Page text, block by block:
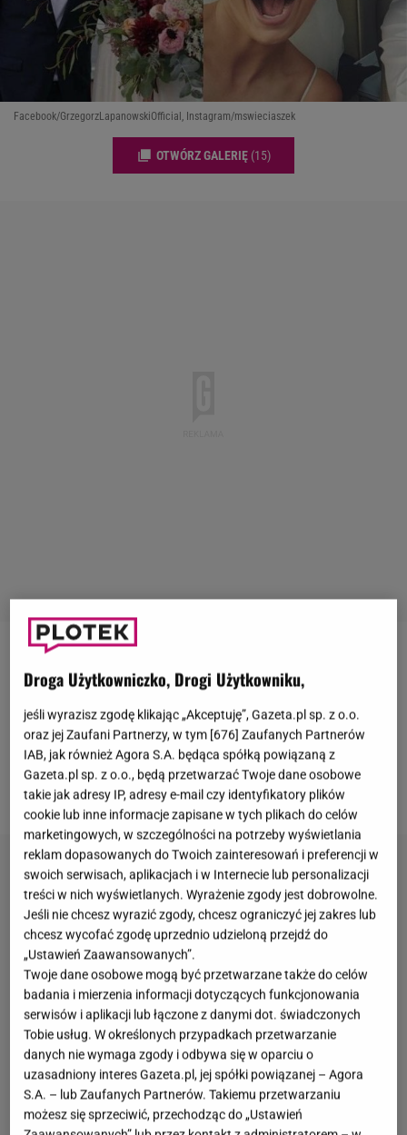
Facebook/GrzegorzLapanowskiOfficial, Instagram/mswieciaszek
OTWÓRZ GALERIĘ (15)
prowadzący w Polsacie kulinarne show"Top Chef"
w ostatni piątek powiedział sakramentalne tak. Jego
wybranką jest 25-letnia Magdalena Święciaszek.
Para radosną nowinę przekazała na swoich profilach
na Instagramie.
Droga Użytkowniczko, Drogi Użytkowniku,
jeśli wyrazisz zgodę klikając „Akceptuję”, Gazeta.pl sp. z o.o.
oraz jej Zaufani Partnerzy, w tym [676] Zaufanych Partnerów
IAB, jak również Agora S.A. będąca spółką powiązaną z
Gazeta.pl sp. z o.o., będą przetwarzać Twoje dane osobowe
takie jak adresy IP, adresy e-mail czy identyfikatory plików
cookie lub inne informacje zapisane w tych plikach do celów
marketingowych, w szczególności na potrzeby wyświetlania
reklam dopasowanych do Twoich zainteresowań i preferencji w
swoich serwisach, aplikacjach i w Internecie lub personalizacji
treści w nich wyświetlanych. Wyrażenie zgody jest dobrowolne.
Jeśli nie chcesz wyrazić zgody, chcesz ograniczyć jej zakres lub
chcesz wycofać zgodę uprzednio udzieloną przejdź do
„Ustawień Zaawansowanych”.
Twoje dane osobowe mogą być przetwarzane także do celów
badania i mierzenia informacji dotyczących funkcjonowania
serwisów i aplikacji lub łączone z danymi dot. świadczonych
Tobie usług. W określonych przypadkach przetwarzanie
danych nie wymaga zgody i odbywa się w oparciu o
uzasadniony interes Gazeta.pl, jej spółki powiązanej – Agora
S.A. – lub Zaufanych Partnerów. Takiemu przetwarzaniu
możesz się sprzeciwić, przechodząc do „Ustawień